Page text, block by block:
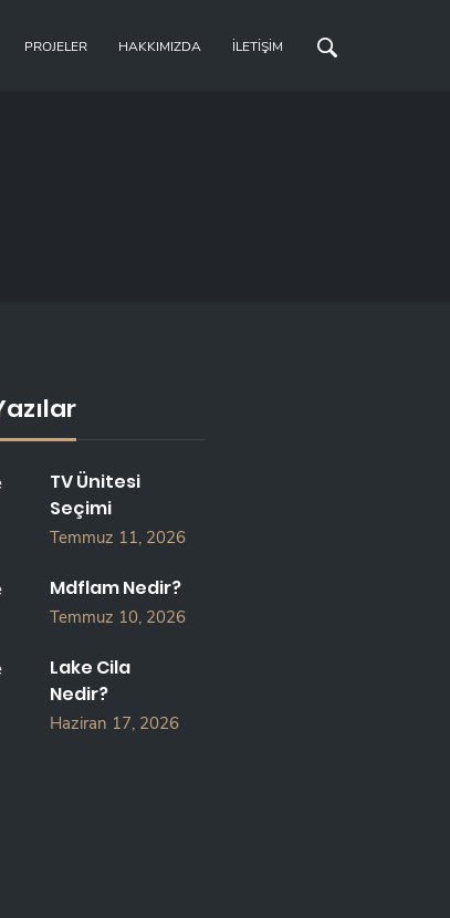
PROJELER HAKKIMIZDA İLETIŞIM
TV Ünitesi
Seçimi
Temmuz 11, 2026
Mdflam Nedir?
Temmuz 10, 2026
Lake Cila
Nedir?
Haziran 17, 2026